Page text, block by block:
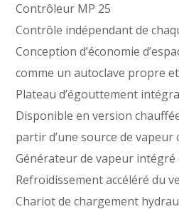
Contrôleur MP 25
Contrôle indépendant de
Conception d’économie
comme un autoclave propre
Plateau d’égouttement
Disponible en version
partir d’une source de vapeur
Générateur de vapeur intégré
Refroidissement accéléré du
Chariot de chargement